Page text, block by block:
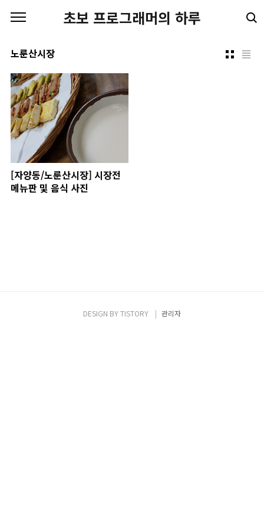
초보 프로그래머의 하루
노룬산시장
[자양동/노룬산시장] 시장전
메뉴판 및 음식 사진
DESIGN BYTISTORY 관리자